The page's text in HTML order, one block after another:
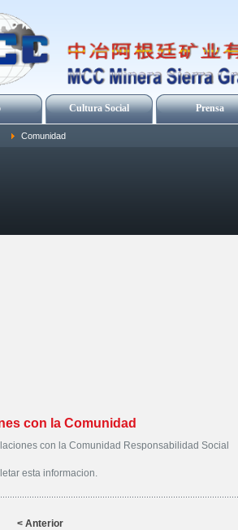
Cultura Social Prensa
Comunidad
con la Comunidad
con la Comunidad Responsabilidad Social
esta informacion.
< Anterior